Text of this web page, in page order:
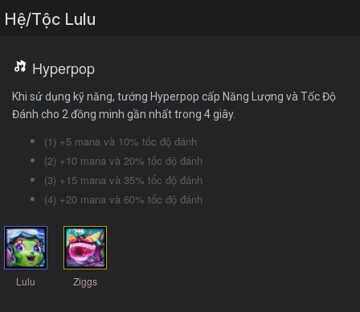
Hệ/Tộc Lulu
Hyperpop
Khi sử dụng kỹ năng, tướng Hyperpop cấp Năng Lượng và Tốc Độ
Đánh cho 2 đồng minh gần nhất trong 4 giây.
(1) +5 mana và 10% tốc độ đánh
(2) +10 mana và 20% tốc độ đánh
(3) +15 mana và 35% tốc độ đánh
(4) +20 mana và 60% tốc độ đánh
Lulu Ziggs